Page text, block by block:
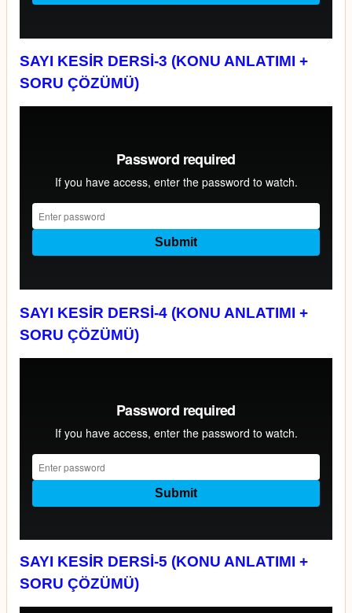
SAYI KESİR DERSİ-3 (KONU ANLATIMI +
SORU ÇÖZÜMÜ)
SAYI KESİR DERSİ-4 (KONU ANLATIMI +
SORU ÇÖZÜMÜ)
SAYI KESİR DERSİ-5 (KONU ANLATIMI +
SORU ÇÖZÜMÜ)